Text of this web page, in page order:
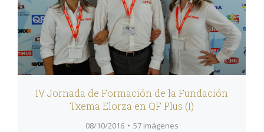
IV Jornada de Formación de la Fundación
Txema Elorza en QF Plus (I)
08/10/2016 57 imágenes